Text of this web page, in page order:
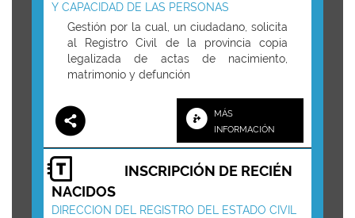
Y CAPACIDAD DE LAS PERSONAS
Gestión por la cual, un ciudadano, solicita
al Registro Civil de la provincia copia
legalizada de actas de nacimiento,
matrimonio y defunción
MÁS
INFORMACIÓN
INSCRIPCIÓN DE RECIÉN
NACIDOS
DIRECCION DEL REGISTRO DEL ESTADO CIVIL